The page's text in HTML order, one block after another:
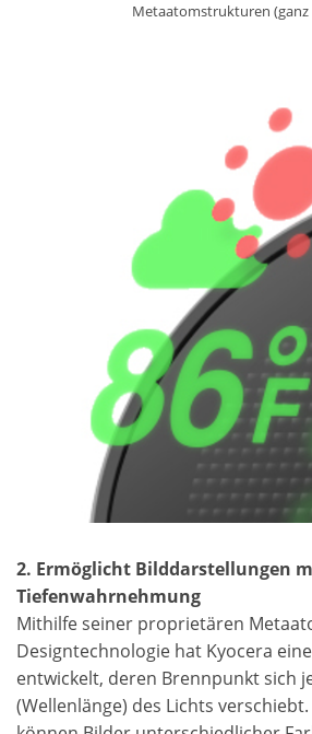
Metaatomstrukturen (ganz
2. Ermöglicht Bilddarstellungen
Tiefenwahrnehmung
Mithilfe seiner proprietären
Designtechnologie hat Kyocera
entwickelt, deren Brennpunkt sich
(Wellenlänge) des Lichts